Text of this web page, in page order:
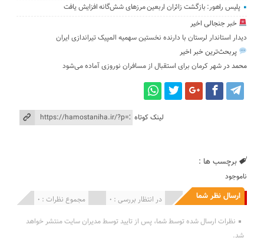
پلیس راهور: بازگشت زائران اربعین مرزهای شش‌گانه افزایش یافت
خبر جنجالی اخیر
دیدار استاندار لرستان با دارنده نخستین سهمیه المپیک تیراندازی ایران
پربحث‌ترین خبر اخیر
محمد درشهر کرمان برای استقبال از مسافران نوروزی آماده می‌شود
لینک کوتاه
برچسب ها :
ناموجود
ارسال نظر شما مجموع نظرات : 0 در انتظار بررسی : 0 انتشار یافته : 0
نظرات ارسال شده توسط شما، پس از تایید توسط مدیران سایت منتشر خواهد
شد.